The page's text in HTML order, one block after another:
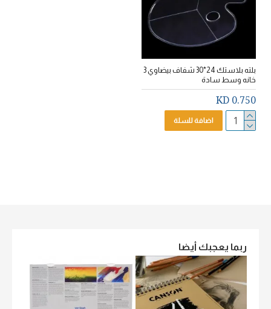
بلته بلاستك 24*30 شفاف بيضاوي 3
خانه وسط سادة
0.750 KD
اضافة للسلة
ربما يعجبك أيضا